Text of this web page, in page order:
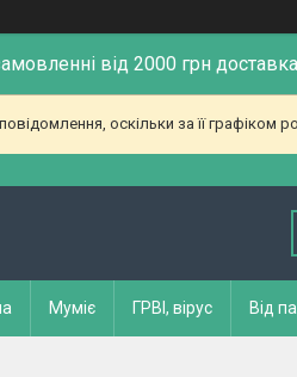
від 2000 грн
оскільки за її
Муміє ГРВІ, вірус Від